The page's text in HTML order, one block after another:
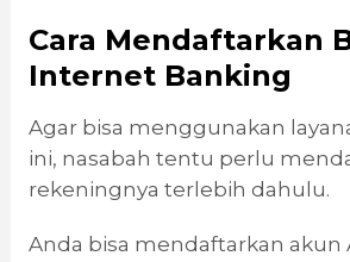
Cara Mendaftarkan
Internet Banking
Agar bisa menggunakan
ini, nasabah tentu perlu
rekeningnya terlebih dahulu.
Anda bisa mendaftarkan akun